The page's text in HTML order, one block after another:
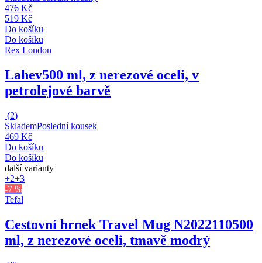
476 Kč
519 Kč
Do košíku
Do košíku
Rex London
Lahev500 ml, z nerezové oceli, v
petrolejové barvě
(2)
SklademPoslední kousek
469 Kč
Do košíku
Do košíku
další varianty
+2+3
-7 %
Tefal
Cestovní hrnek Travel Mug N2022110500
ml, z nerezové oceli, tmavě modrý